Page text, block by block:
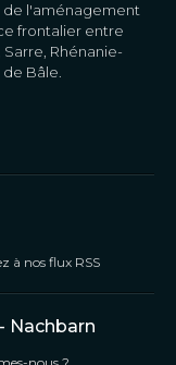
l'aménagement
frontalier entre
Rhénanie-
Bâle.
à nos flux RSS
Nachbarn